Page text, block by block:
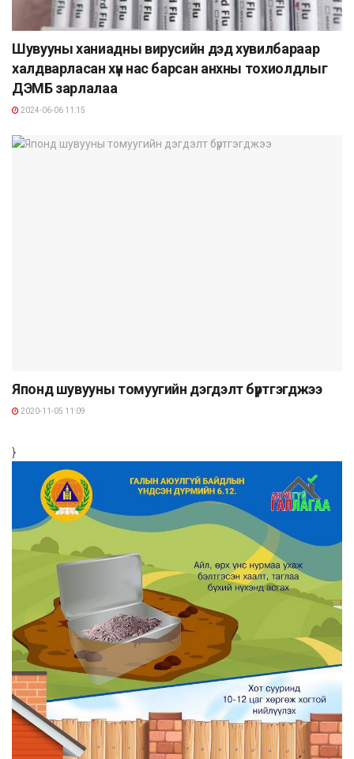
Шувууны ханиадны вирусийн дэд хувилбараар
халдварласан хүн нас барсан анхны тохиолдлыг
ДЭМБ зарлалаа
2024-06-06 11:15
Японд шувууны томуугийн дэгдэлт бүртгэгджээ
2020-11-05 11:09
}